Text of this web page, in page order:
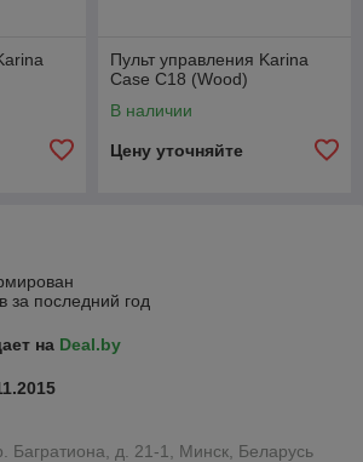
Пульт управления Karina
Case C18 (Wood)
В наличии
Цену уточняйте
за последний год
на Deal.by
Багратиона, д. 21-1, Минск, Беларусь